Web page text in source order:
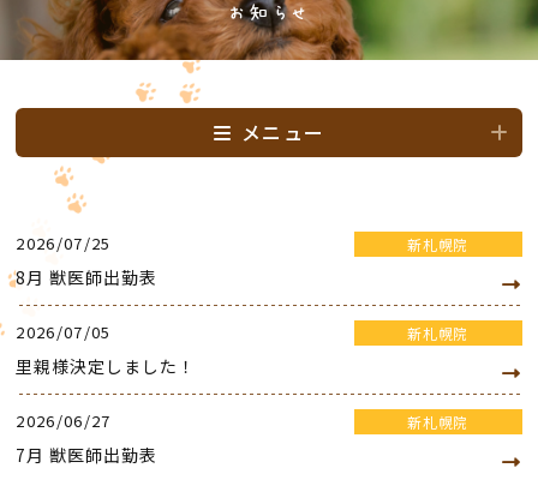
お知らせ
メニュー
2026/07/25 新札幌院
8月 獣医師出勤表
2026/07/05 新札幌院
里親様決定しました！
2026/06/27 新札幌院
7月 獣医師出勤表